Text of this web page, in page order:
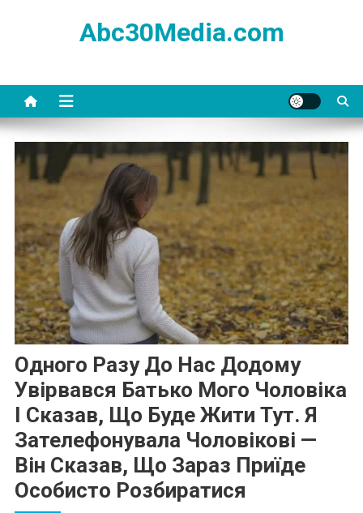
Abc30Media.com
Одного Разу До Нас Додому
Увірвався Батько Мого Чоловіка
І Сказав, Що Буде Жити Тут. Я
Зателефонувала Чоловікові —
Він Сказав, Що Зараз Приїде
Особисто Розбиратися